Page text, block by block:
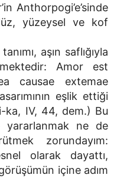
Anthorpogi’e’sinde
yüzeysel ve kof
aşın saflığıyla
Amor est
causae extemae
eşlik ettiği
ka, IV, 44, dem.) Bu
yararlanmak ne de
zorundayım:
olarak dayattı,
içine adım